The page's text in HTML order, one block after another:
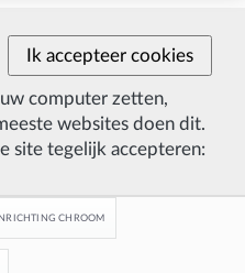
Ik accepteer cookies
computer zetten,
websites doen dit.
site tegelijk accepteren:
CHROOM